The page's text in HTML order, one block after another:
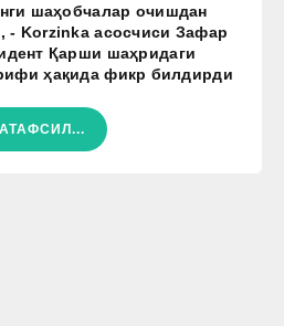
шаҳобчалар очишдан
- Korzinka асосчиси Зафар
Қарши шаҳридаги
ҳақида фикр билдирди